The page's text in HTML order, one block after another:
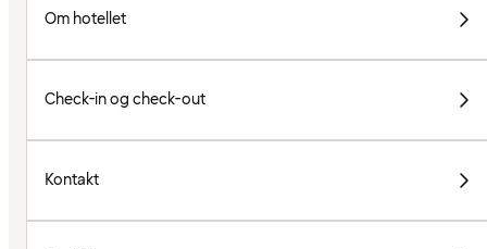
Om hotellet
Check-in og check-out
Kontakt